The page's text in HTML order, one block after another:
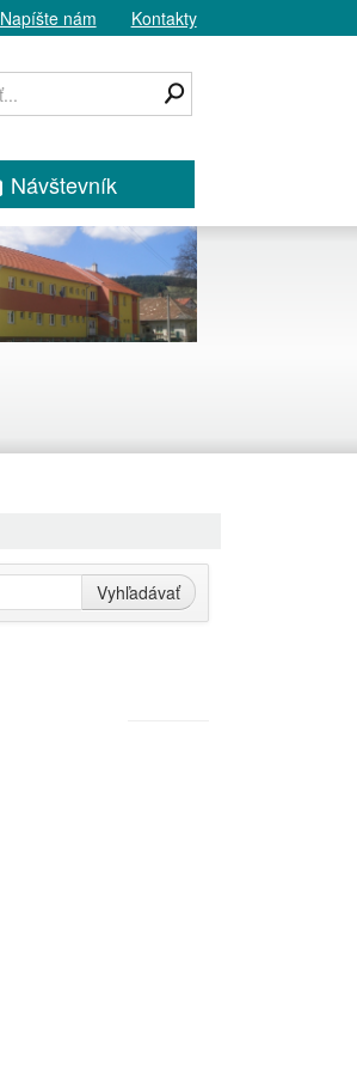
Napíšte nám Kontakty
Návštevník
Vyhľadávať